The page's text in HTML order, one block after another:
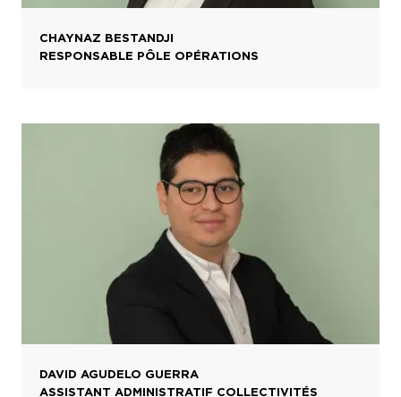
CHAYNAZ BESTANDJI
RESPONSABLE PÔLE OPÉRATIONS
DAVID AGUDELO GUERRA
ASSISTANT ADMINISTRATIF COLLECTIVITÉS